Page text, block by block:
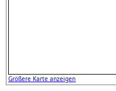
Größere Karte anzeigen